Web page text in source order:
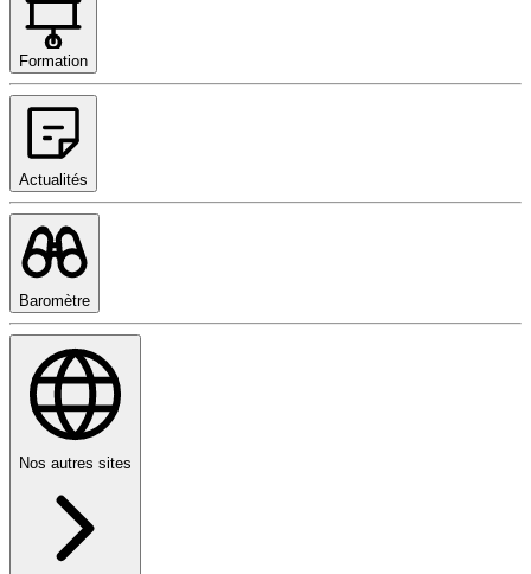
Formation
Actualités
Baromètre
Nos autres sites